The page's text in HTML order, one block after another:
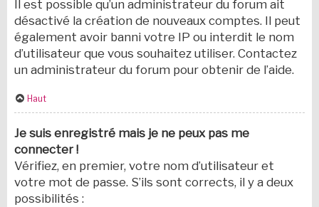
Il est possible qu’un administrateur du forum ait
désactivé la création de nouveaux comptes. Il peut
également avoir banni votre IP ou interdit le nom
d’utilisateur que vous souhaitez utiliser. Contactez
un administrateur du forum pour obtenir de l’aide.
Haut
Je suis enregistré mais je ne peux pas me
connecter !
Vérifiez, en premier, votre nom d’utilisateur et
votre mot de passe. S’ils sont corrects, il y a deux
possibilités :